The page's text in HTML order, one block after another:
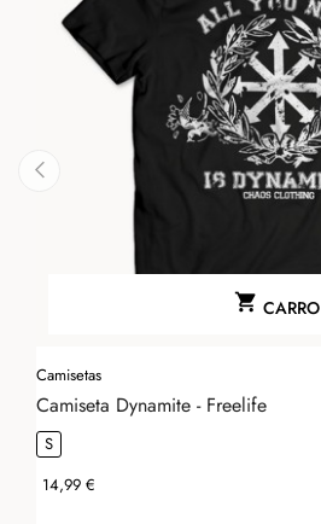
 CARRO
Camisetas
Camiseta Dynamite - Freelife
S
Precio
14,99 €